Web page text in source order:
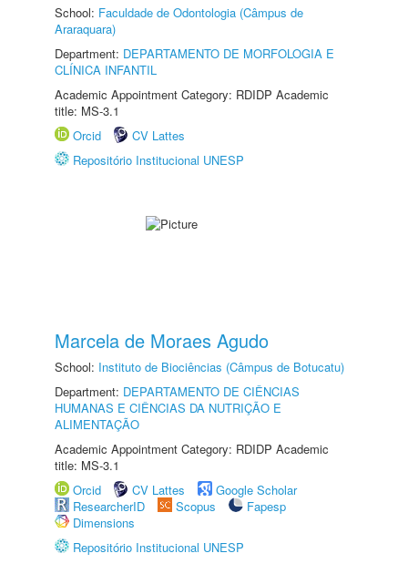
School: Faculdade de Odontologia (Câmpus de
Araraquara)
Department: DEPARTAMENTO DE MORFOLOGIA E
CLÍNICA INFANTIL
Academic Appointment Category: RDIDP Academic
title: MS-3.1
Orcid
CV Lattes
Repositório Institucional UNESP
Marcela de Moraes Agudo
School: Instituto de Biociências (Câmpus de Botucatu)
Department: DEPARTAMENTO DE CIÊNCIAS
HUMANAS E CIÊNCIAS DA NUTRIÇÃO E
ALIMENTAÇÃO
Academic Appointment Category: RDIDP Academic
title: MS-3.1
Orcid
CV Lattes
Google Scholar
ResearcherID
Scopus
Fapesp
Dimensions
Repositório Institucional UNESP